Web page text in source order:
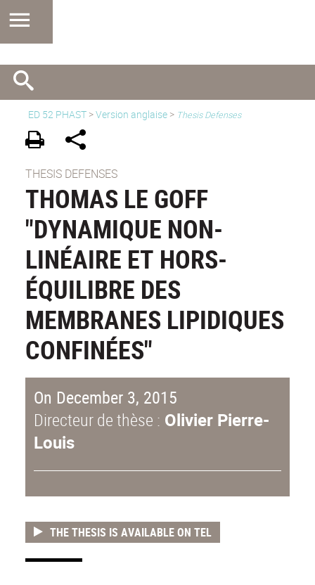
ED 52 PHAST >Version anglaise > Thesis Defenses
THESIS DEFENSES
THOMAS LE GOFF
"DYNAMIQUE NON-
LINÉAIRE ET HORS-
ÉQUILIBRE DES
MEMBRANES LIPIDIQUES
CONFINÉES"
On December 3, 2015
Directeur de thèse : Olivier Pierre-
Louis
THE THESIS IS AVAILABLE ON TEL